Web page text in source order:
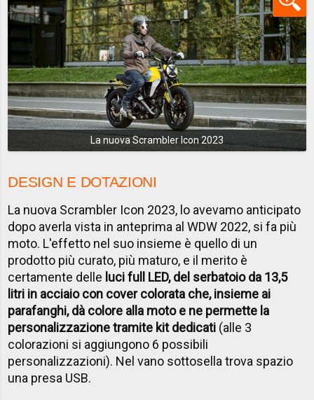
La nuova Scrambler Icon 2023
DESIGN E DOTAZIONI
La nuova Scrambler Icon 2023, lo avevamo anticipato
dopo averla vista in anteprima al WDW 2022, si fa più
moto. L'effetto nel suo insieme è quello di un
prodotto più curato, più maturo, e il merito è
certamente delle luci full LED, del serbatoio da 13,5
litri in acciaio con cover colorata che, insieme ai
parafanghi, dà colore alla moto e ne permette la
personalizzazione tramite kit dedicati (alle 3
colorazioni si aggiungono 6 possibili
personalizzazioni). Nel vano sottosella trova spazio
una presa USB.